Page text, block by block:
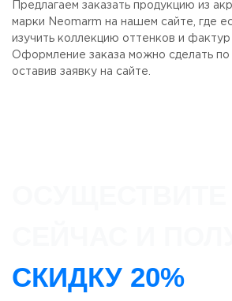
Предлагаем заказать продукцию из
марки Neomarm на нашем сайте, где
изучить коллекцию оттенков и фактур
Оформление заказа можно сделать
оставив заявку на сайте.
СКИДКУ 20%